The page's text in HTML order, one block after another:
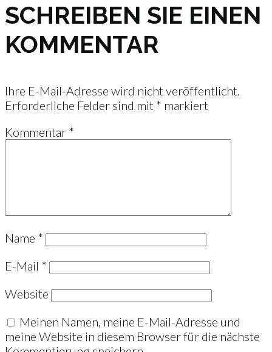
SCHREIBEN SIE EINEN
KOMMENTAR
Ihre E-Mail-Adresse wird nicht veröffentlicht.
Erforderliche Felder sind mit * markiert
Kommentar *
Name *
E-Mail *
Website
Meinen Namen, meine E-Mail-Adresse und
meine Website in diesem Browser für die nächste